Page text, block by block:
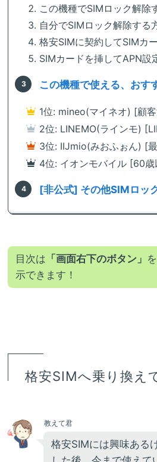
この機種でSIMロック解除
自分でSIMロック解除する
格安SIMに契約してSIMカ
SIMカードを挿してAPN設
この機種で使える、おす
1位: mineo(マイネオ) [顧
2位: LINEMO(ラインモ)
3位: IIJmio(みおふぉん) [
4位: イオンモバイル [60歳
[非公式] その他SIMロッ
目次は 「画面右下のボタン」
示できます！
格安SIMへ乗り換え
教えて君
格安SIMには興味ある